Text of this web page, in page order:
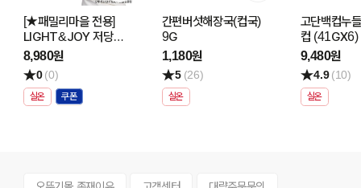
[★패밀리마을 전용]
LIGHT&JOY 저당
토마토 파스타소스
600G
8,980원
0(0)
실온
간편버섯해장국(컵국)
9G
1,180원
5 (26)
실온
고단백컵누
컵 (41GX6)
9,480원
4.9 (10)
실온